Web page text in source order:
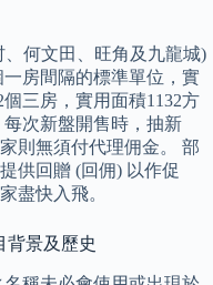
何文田、旺角及九龍城)
房間隔的標準單位，實
三房，實用面積1132方
次新盤開售時，抽新
則無須付代理佣金。 部
供回贈 (回佣) 以作促
盡快入飛。
背景及歷史